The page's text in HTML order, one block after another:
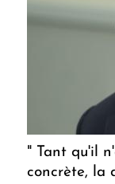
" Tant qu'il
concrète, la